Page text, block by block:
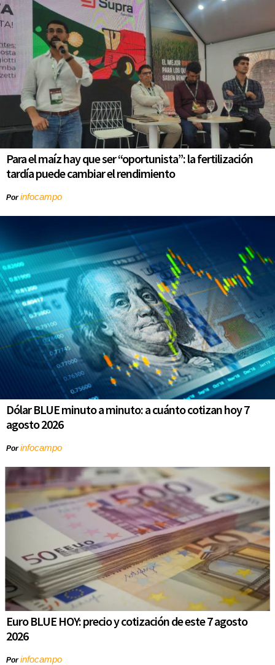
Para el maíz hay que ser “oportunista”: la fertilización
tardía puede cambiar el rendimiento
Porinfocampo
Dólar BLUE minuto a minuto: a cuánto cotizan hoy 7
agosto 2026
Porinfocampo
Euro BLUE HOY: precio y cotización de este 7 agosto
2026
Porinfocampo